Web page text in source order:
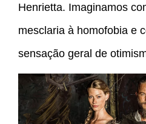
Henrietta. Imaginamos
mesclaria à homofobia e
sensação geral de